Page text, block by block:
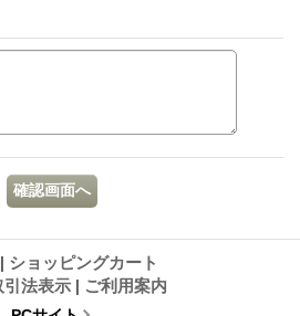
| ショッピングカート
法表示 | ご利用案内